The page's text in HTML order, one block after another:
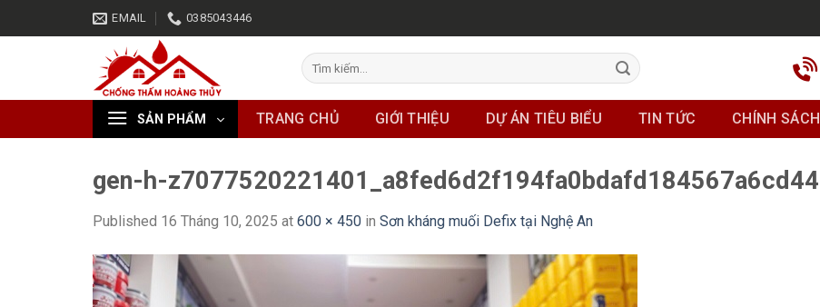
to
EMAIL 0385043446
Tìm
kiếm:
SẢN PHẨM TRANG CHỦ GIỚI THIỆU DỰ ÁN TIÊU BIỂU TIN TỨC CHÍNH SÁCH
gen-h-z7077520221401_a8fed6d2f194fa0bdafd184567a6cd44
Published 16 Tháng 10, 2025 at 600 × 450 in Sơn kháng muối Defix tại Nghệ An